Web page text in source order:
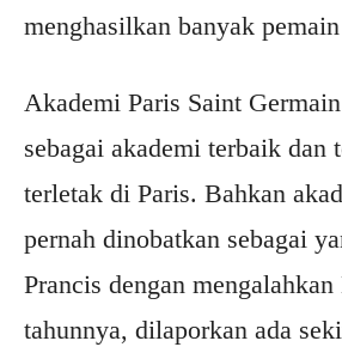
menghasilkan banyak
Akademi Paris Saint
sebagai akademi terbaik dan
terletak di Paris. Bahkan
pernah dinobatkan sebagai
Prancis dengan
tahunnya, dilaporkan ada